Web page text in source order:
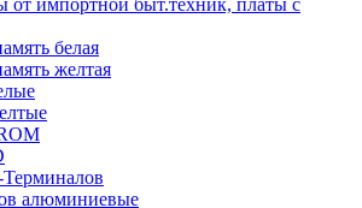
белая
желтая
алюминиевые